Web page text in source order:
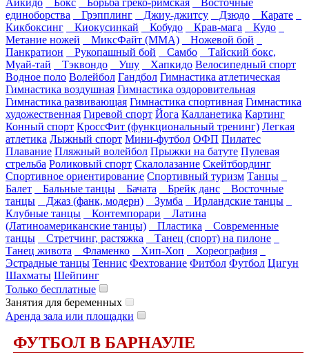
Айкидо
Бокс Борьба греко-римская
Восточные
единоборства
Грэпплинг Джиу-джитсу Дзюдо
Карате
Кикбоксинг
Киокусинкай Кобудо Крав-мага
Кудо
Метание ножей
МиксФайт (ММА)
Ножевой бой
Панкратион
Рукопашный бой Самбо
Тайский бокс,
Муай-тай
Тэквондо Ушу Хапкидо Велосипедный спорт
Водное поло Волейбол Гандбол Гимнастика атлетическая
Гимнастика воздушная Гимнастика оздоровительная
Гимнастика развивающая Гимнастика спортивная Гимнастика
художественная Гиревой спорт Йога Калланетика Картинг
Конный спорт КроссФит (функциональный тренинг) Легкая
атлетика Лыжный спорт Мини-футбол ОФП Пилатес
Плавание Пляжный волейбол Прыжки на батуте Пулевая
стрельба Роликовый спорт Скалолазание Скейтбординг
Спортивное ориентирование Спортивный туризм Танцы
Балет
Бальные танцы Бачата Брейк данс
Восточные
танцы
Джаз (фанк, модерн) Зумба
Ирландские танцы
Клубные танцы
Контемпорари
Латина
(Латиноамериканские танцы)
Пластика
Современные
танцы
Стретчинг, растяжка
Танец (спорт) на пилоне
Танец живота
Фламенко Хип-Хоп
Хореография
Эстрадные танцы Теннис Фехтование Фитбол Футбол Цигун
Шахматы Шейпинг
Только бесплатные
Занятия для беременных
Аренда зала или площадки
ФУТБОЛ В БАРНАУЛЕ